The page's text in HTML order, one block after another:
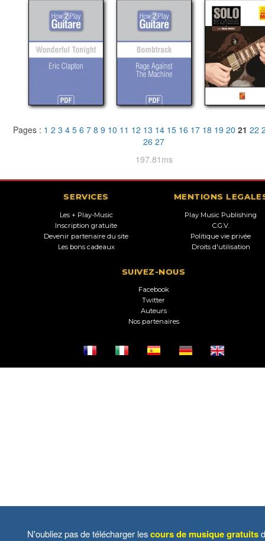
Pages : 1 2 3 4 5 6 7 8 9 10 11 12 13 14 15 16 17 18 19 20 21 22
26 27
197.81ms
SERVICES
Les + Play-Music
Inscription gratuite
Devenir partenaire du site
Les bons cadeaux
MENTIONS
Play Music Publishing
C.G.V.
Politique vie privée
Droits d'utilisation
SUIVEZ-NOUS
Facebook
Twitter
Auteurs
Nos partenaires
N'oubliez pas de télécharger lescours de musique gratuits